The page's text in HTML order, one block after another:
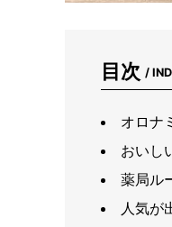
目次 /
オロナ
おいし
薬局ル
人気が